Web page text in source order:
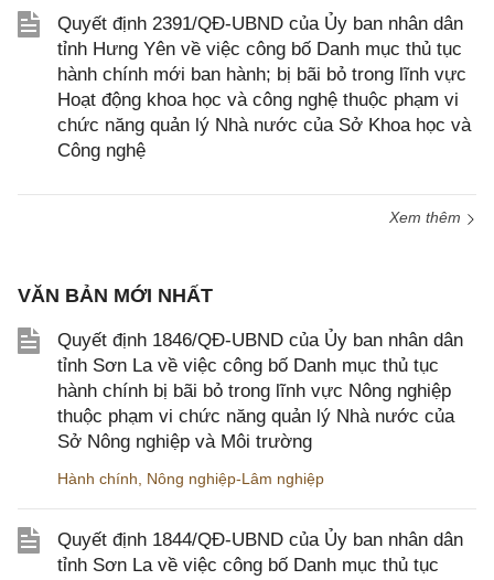
Quyết định 2391/QĐ-UBND của Ủy ban nhân dân
tỉnh Hưng Yên về việc công bố Danh mục thủ tục
hành chính mới ban hành; bị bãi bỏ trong lĩnh vực
Hoạt động khoa học và công nghệ thuộc phạm vi
chức năng quản lý Nhà nước của Sở Khoa học và
Công nghệ
Xem thêm
VĂN BẢN MỚI NHẤT
Quyết định 1846/QĐ-UBND của Ủy ban nhân dân
tỉnh Sơn La về việc công bố Danh mục thủ tục
hành chính bị bãi bỏ trong lĩnh vực Nông nghiệp
thuộc phạm vi chức năng quản lý Nhà nước của
Sở Nông nghiệp và Môi trường
Hành chính, Nông nghiệp-Lâm nghiệp
Quyết định 1844/QĐ-UBND của Ủy ban nhân dân
tỉnh Sơn La về việc công bố Danh mục thủ tục